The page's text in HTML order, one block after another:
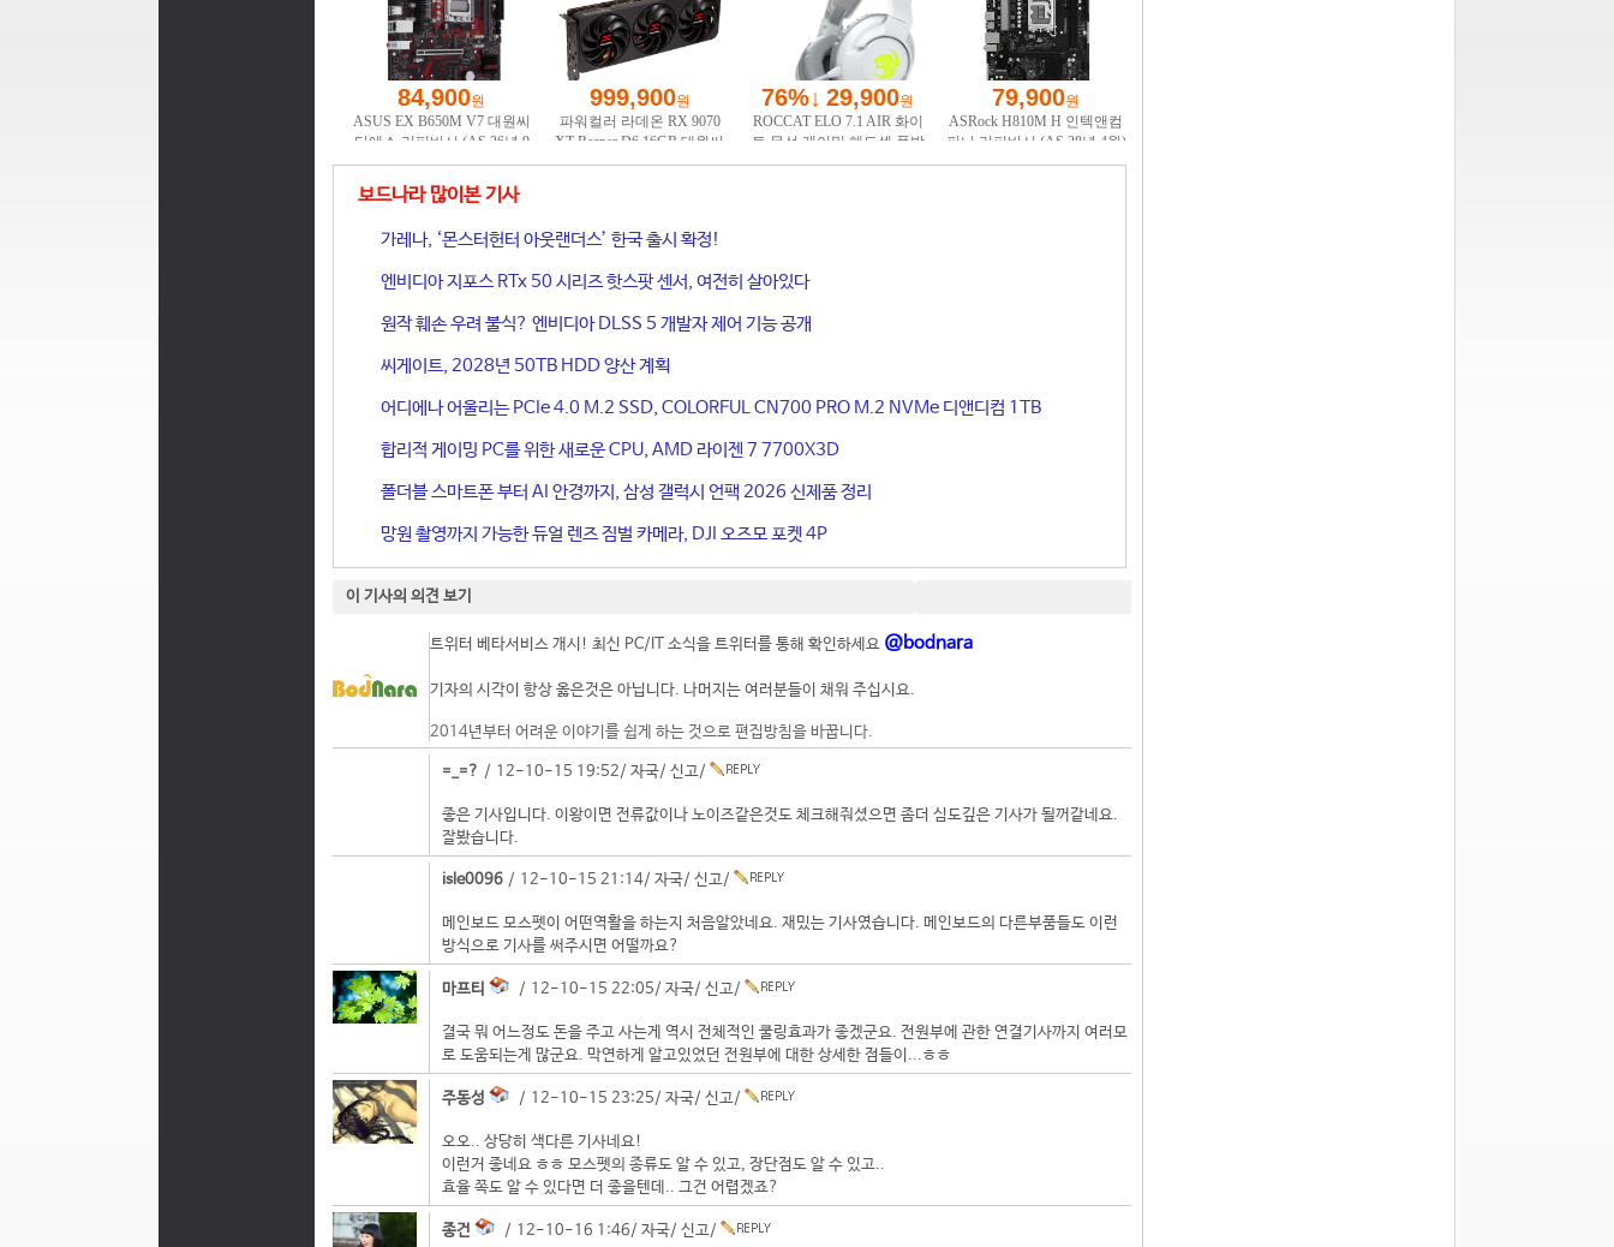
보드나라 많이본 기사
가레나, ‘몬스터헌터 아웃랜더스’ 한국 출시 확정!
엔비디아 지포스 RTx 50 시리즈 핫스팟 센서, 여전히 살아있다
원작 훼손 우려 불식? 엔비디아 DLSS 5 개발자 제어 기능 공개
씨게이트, 2028년 50TB HDD 양산 계획
어디에나 어울리는 PCIe 4.0 M.2 SSD, COLORFUL CN700 PRO M.2 NVMe 디앤디컴 1TB
합리적 게이밍 PC를 위한 새로운 CPU, AMD 라이젠 7 7700X3D
폴더블 스마트폰 부터 AI 안경까지, 삼성 갤럭시 언팩 2026 신제품 정리
망원 촬영까지 가능한 듀얼 렌즈 짐벌 카메라, DJI 오즈모 포켓 4P
이 기사의 의견 보기
트위터 베타서비스 개시! 최신 PC/IT 소식을 트위터를 통해 확인하세요 @bodnara
기자의 시각이 항상 옳은것은 아닙니다. 나머지는 여러분들이 채워 주십시요.
2014년부터 어려운 이야기를 쉽게 하는 것으로 편집방침을 바꿉니다.
=_=? / 12-10-15 19:52/ 자국/ 신고/
좋은 기사입니다. 이왕이면 전류값이나 노이즈같은것도 체크해줘셨으면 좀더 심도깊은 기사가 될꺼같네요.
잘봤습니다.
isle0096 / 12-10-15 21:14/ 자국/ 신고/
메인보드 모스펫이 어떤역활을 하는지 처음알았네요. 재밌는 기사였습니다. 메인보드의 다른부품들도 이런
방식으로 기사를 써주시면 어떨까요?
마프티 / 12-10-15 22:05/ 자국/ 신고/
결국 뭐 어느정도 돈을 주고 사는게 역시 전체적인 쿨링효과가 좋겠군요. 전원부에 관한 연결기사까지 여러모
로 도움되는게 많군요. 막연하게 알고있었던 전원부에 대한 상세한 점들이...ㅎㅎ
주동성 / 12-10-15 23:25/ 자국/ 신고/
오오.. 상당히 색다른 기사네요!
이런거 좋네요 ㅎㅎ 모스펫의 종류도 알 수 있고, 장단점도 알 수 있고..
효율 쪽도 알 수 있다면 더 좋을텐데.. 그건 어렵겠죠?
종건 / 12-10-16 1:46/ 자국/ 신고/